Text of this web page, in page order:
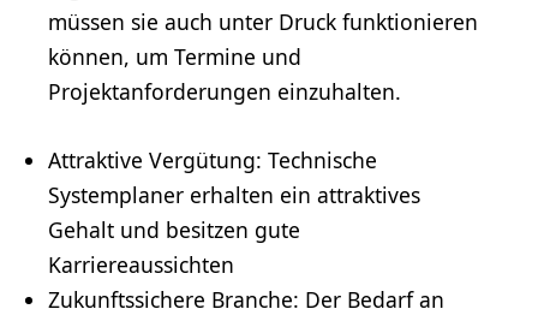
müssen sie auch unter Druck funktionieren
können, um Termine und
Projektanforderungen einzuhalten.
Attraktive Vergütung: Technische
Systemplaner erhalten ein attraktives
Gehalt und besitzen gute
Karriereaussichten
Zukunftssichere Branche: Der Bedarf an